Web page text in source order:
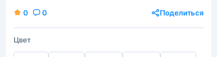
0 0 Поделиться
Цвет